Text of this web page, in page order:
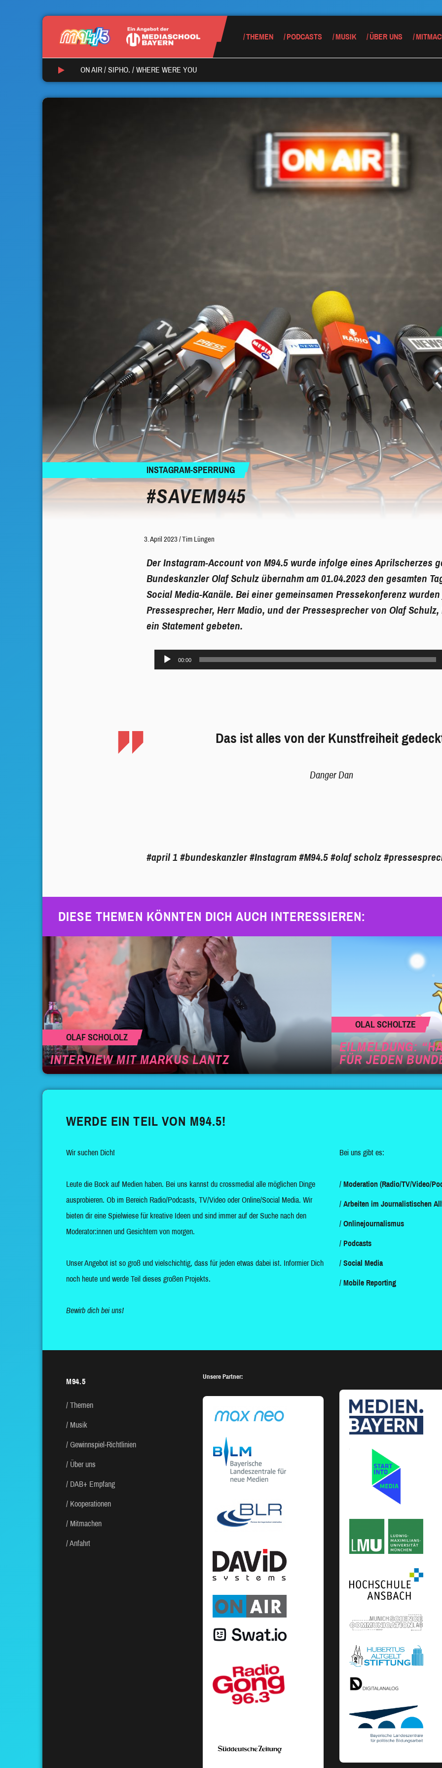
THEMEN PODCASTS MUSIK ÜBER UNS
ON AIR / SIPHO. / WHERE WERE YOU
INSTAGRAM-SPERRUNG
#SAVEM945
3. April 2023/Tim Lüngen
Der Instagram-Account von M94.5 wurde infolge eines Aprilscherzes
Bundeskanzler Olaf Schulz übernahm am 01.04.2023 den gesamten
Social Media-Kanäle. Bei einer gemeinsamen Pressekonferenz wurden
Pressesprecher, Herr Madio, und der Pressesprecher von Olaf Schulz,
ein Statement gebeten.
Audio-
Player
00:00
Das ist alles von der Kunstfreiheit
Danger Dan
#april 1 #bundeskanzler #Instagram #M94.5 #olaf scholz
DIESE THEMEN KÖNNTEN DICH AUCH INTERESSIEREN:
OLAF SCHOLOLZ
INTERVIEW MIT MARKUS LANTZ
OLAL SCHOLTZE
EILMELDUNG:
FÜR JEDEN
WERDE EIN TEIL VON M94.5!
Wir suchen Dich!
Leute die Bock auf Medien haben. Bei uns kannst du crossmedial alle möglichen Dinge
ausprobieren. Ob im Bereich Radio/Podcasts, TV/Video oder Online/Social Media. Wir
bieten dir eine Spielwiese für kreative Ideen und sind immer auf der Suche nach den
Moderator:innen und Gesichtern von morgen.
Unser Angebot ist so groß und vielschichtig, dass für jeden etwas dabei ist. Informier Dich
noch heute und werde Teil dieses großen Projekts.
Bewirb dich bei uns!
Bei uns gibt es:
Moderation (Radio/TV/Video/
Arbeiten im Journalistischen
Onlinejournalismus
Podcasts
Social Media
Mobile Reporting
M94.5
Themen
Musik
Gewinnspiel-Richtlinien
Über uns
DAB+ Empfang
Kooperationen
Mitmachen
Anfahrt
Unsere Partner: